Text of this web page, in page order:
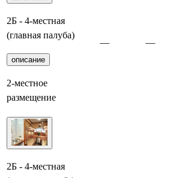
2Б - 4-местная
(главная палуба)
описание
2-местное
размещение
— —
2Б - 4-местная